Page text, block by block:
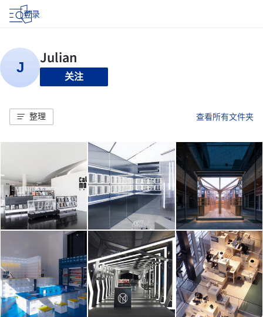
登录
关注
整理 查看所有文件夹